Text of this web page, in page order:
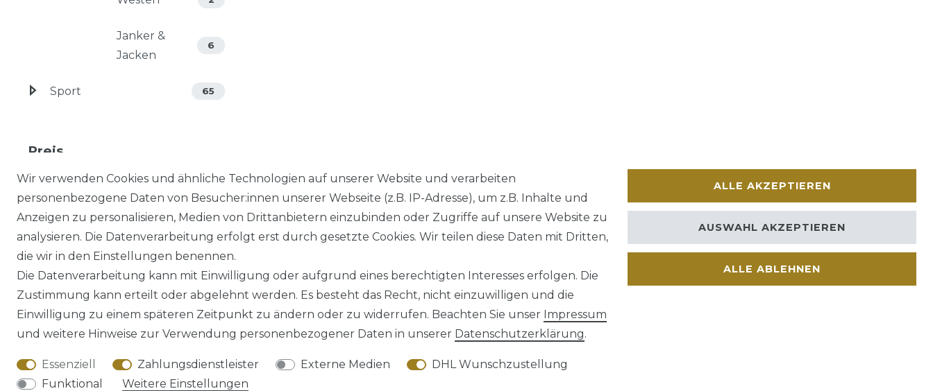
Janker &
Jacken
6
Sport 65
Preis
Impressum Daten­schutz­erklärung AGB Barrierefreiheitserklärung Widerrufs­recht
Wir verwenden Cookies und ähnliche Technologien auf unserer Website und verarbeiten
personenbezogene Daten von Besucher:innen unserer Webseite (z.B. IP-Adresse), um z.B. Inhalte und
Anzeigen zu personalisieren, Medien von Drittanbietern einzubinden oder Zugriffe auf unsere Website zu
analysieren. Die Datenverarbeitung erfolgt erst durch gesetzte Cookies. Wir teilen diese Daten mit Dritten,
die wir in den Einstellungen benennen.
Die Datenverarbeitung kann mit Einwilligung oder aufgrund eines berechtigten Interesses erfolgen. Die
Zustimmung kann erteilt oder abgelehnt werden. Es besteht das Recht, nicht einzuwilligen und die
Einwilligung zu einem späteren Zeitpunkt zu ändern oder zu widerrufen. Beachten Sie unser Impressum
und weitere Hinweise zur Verwendung personenbezogener Daten in unserer Daten­schutz­erklärung.
Essenziell Zahlungsdienstleister Externe Medien
DHL Wunschzustellung
Funktional
Weitere Einstellungen
ALLE AKZEPTIEREN
ALLE ABLEHNEN
AUSWAHL AKZEPTIEREN